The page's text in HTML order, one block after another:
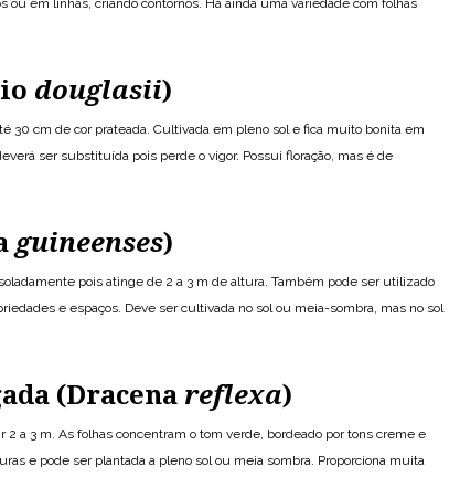
ou em linhas, criando contornos. Há ainda uma variedade com folhas
douglasii)
30 cm de cor prateada. Cultivada em pleno sol e fica muito bonita em
ser substituída pois perde o vigor. Possui floração, mas é de
guineenses)
pois atinge de 2 a 3 m de altura. Também pode ser utilizado
e espaços. Deve ser cultivada no sol ou meia-sombra, mas no sol
(Dracena reflexa)
a 3 m. As folhas concentram o tom verde, bordeado por tons creme e
e pode ser plantada a pleno sol ou meia sombra. Proporciona muita